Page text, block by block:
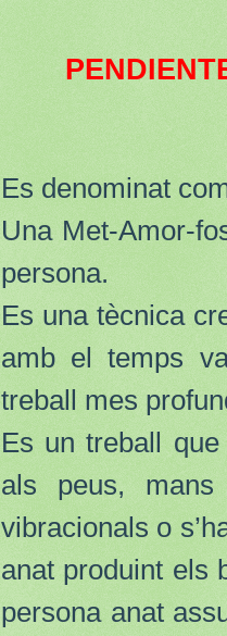
Es denominat
Una Met-Amor-
persona.
Es una tècnica
amb el temps
treball mes
Es un treball
als peus,
vibracionals o
anat produint els
persona anat